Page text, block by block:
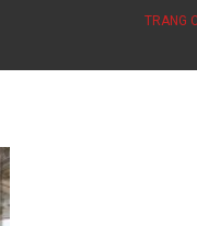
TRANG